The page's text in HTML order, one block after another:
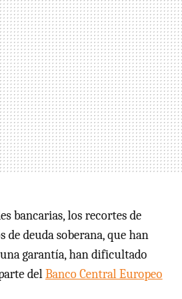
bancarias, los recortes de
de deuda soberana, que han
garantía, han dificultado
delBanco Central Europeo